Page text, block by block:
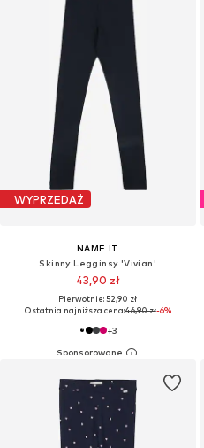
WYPRZEDAŻ
NAME IT
Skinny Legginsy 'Vivian'
43,90 zł
Pierwotnie: 52,90 zł
Ostatnia najniższa cena:46,90 zł-6%
+3